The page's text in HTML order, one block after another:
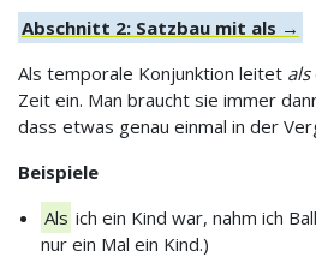
Abschnitt 2: Satzbau mit als →
Als temporale Konjunktion leitet als
Zeit ein. Man braucht sie immer
dass etwas genau einmal in der
Beispiele
Als ich ein Kind war, nahm ich
nur ein Mal ein Kind.)